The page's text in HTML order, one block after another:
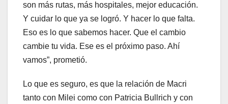
son más rutas, más hospitales, mejor educación.
Y cuidar lo que ya se logró. Y hacer lo que falta.
Eso es lo que sabemos hacer. Que el cambio
cambie tu vida. Ese es el próximo paso. Ahí
vamos”, prometió.
Lo que es seguro, es que la relación de Macri
tanto con Milei como con Patricia Bullrich y con